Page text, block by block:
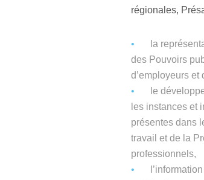
régionales,
la
des Pouvoirs
d’employeurs
le
les instances et
présentes dans
travail et de la
professionnels,